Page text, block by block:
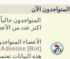
المتواجدون الآن
المتواجدون حالياً
اكثر عدد من
الأعضاء
Adsense [Bot]
هذه البيانات